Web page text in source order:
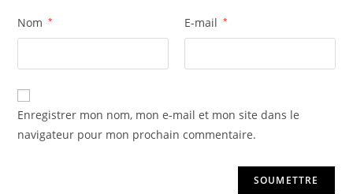
Nom * E-mail *
Enregistrer mon nom, mon e-mail et mon site dans le
navigateur pour mon prochain commentaire.